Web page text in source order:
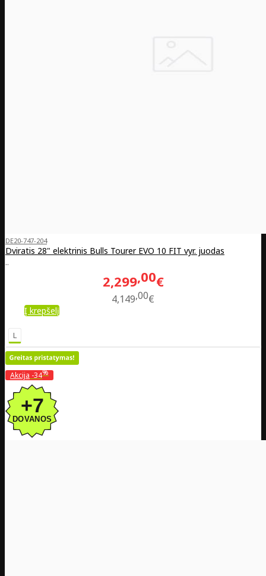
DE20-747-204
Dviratis 28" elektrinis Bulls Tourer EVO 10 FIT vyr. juodas
..
2,299 00€
4,149 00€
Į krepšelį
L
Akcija -34%